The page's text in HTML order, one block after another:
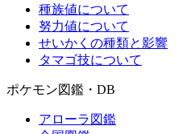
種族値について
努力値について
せいかくの種類と影響
タマゴ技について
ポケモン図鑑・DB
アローラ図鑑